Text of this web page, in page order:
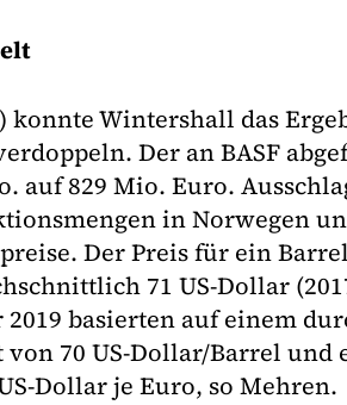
konnte Wintershall das
Der an BASF
auf 829 Mio. Euro.
in Norwegen
Der Preis für ein
71 US-Dollar
2019 basierten auf einem
von 70 US-Dollar/Barrel und
Dollar je Euro, so Mehren.